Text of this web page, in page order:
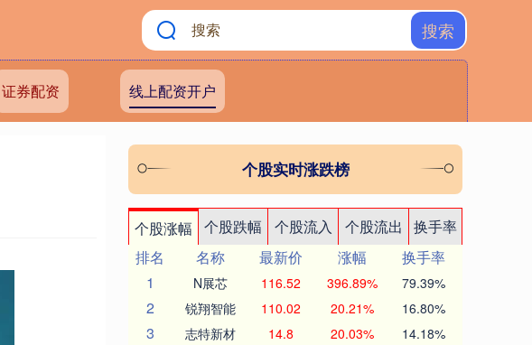
搜索
证券配资 线上配资开户
个股实时涨跌榜
个股涨幅 个股跌幅 个股流入 个股流出
换手率
排名
名称 最新价 涨幅
换手率
1
N展芯 116.52 396.89% 79.39%
2 锐翔智能 110.02 20.21% 16.80%
3 志特新材 14.8 20.03% 14.18%